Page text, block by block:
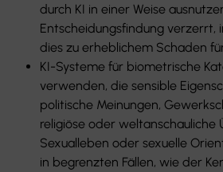
durch KI in einer Weise
Entscheidungsfindung verzerrt,
dies zu erheblichem Schaden
KI-Systeme für biometrische
verwenden, die sensible
politische Meinungen,
religiöse oder weltanschauliche
Sexualleben oder sexuelle
in begrenzten Fällen, wie der